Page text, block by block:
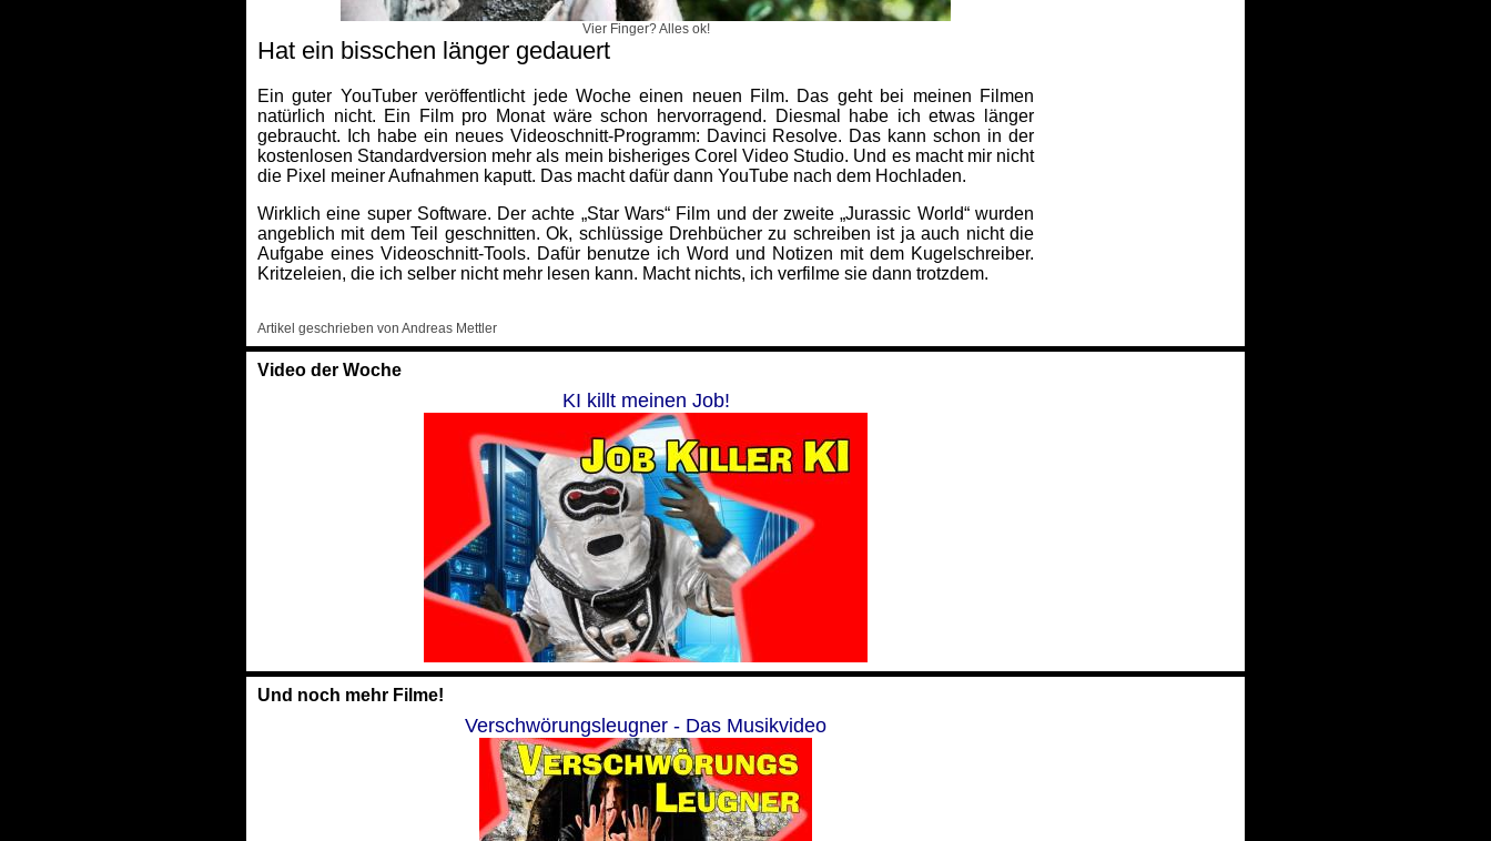
Vier Finger? Alles ok!
Hat ein bisschen länger gedauert
Ein guter YouTuber veröffentlicht jede Woche einen neuen Film. Das geht bei meinen Filmen
natürlich nicht. Ein Film pro Monat wäre schon hervorragend. Diesmal habe ich etwas länger
gebraucht. Ich habe ein neues Videoschnitt-Programm: Davinci Resolve. Das kann schon in der
kostenlosen Standardversion mehr als mein bisheriges Corel Video Studio. Und es macht mir nicht
die Pixel meiner Aufnahmen kaputt. Das macht dafür dann YouTube nach dem Hochladen.
Wirklich eine super Software. Der achte „Star Wars“ Film und der zweite „Jurassic World“ wurden
angeblich mit dem Teil geschnitten. Ok, schlüssige Drehbücher zu schreiben ist ja auch nicht die
Aufgabe eines Videoschnitt-Tools. Dafür benutze ich Word und Notizen mit dem Kugelschreiber.
Kritzeleien, die ich selber nicht mehr lesen kann. Macht nichts, ich verfilme sie dann trotzdem.
Artikel geschrieben von Andreas Mettler
Video der Woche
KI killt meinen Job!
Und noch mehr Filme!
Verschwörungsleugner - Das Musikvideo